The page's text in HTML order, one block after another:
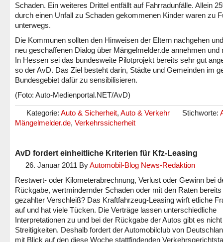
Schaden. Ein weiteres Drittel entfällt auf Fahrradunfälle. Allein
durch einen Unfall zu Schaden gekommenen Kinder waren zu
unterwegs.
Die Kommunen sollten den Hinweisen der Eltern nachgehen
neu geschaffenen Dialog über Mängelmelder.de annehmen und
In Hessen sei das bundesweite Pilotprojekt bereits sehr gut
so der AvD. Das Ziel besteht darin, Städte und Gemeinden im
Bundesgebiet dafür zu sensibilisieren.
(Foto: Auto-Medienportal.NET/AvD)
Kategorie: Auto & Sicherheit, Auto & Verkehr Stichworte:
Mängelmelder.de, Verkehrssicherheit
AvD fordert einheitliche Kriterien für Kfz-Leasing
26. Januar 2011 ByAutomobil-Blog News-Redaktion
Restwert- oder Kilometerabrechnung, Verlust oder Gewinn bei
Rückgabe, wertmindernder Schaden oder mit den Raten bereits
gezahlter Verschleiß? Das Kraftfahrzeug-Leasing wirft etliche
auf und hat viele Tücken. Die Verträge lassen unterschiedliche
Interpretationen zu und bei der Rückgabe der Autos gibt es
Streitigkeiten. Deshalb fordert der Automobilclub von
mit Blick auf den diese Woche stattfindenden